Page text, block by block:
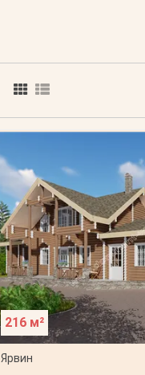
216 м²
Ярвин